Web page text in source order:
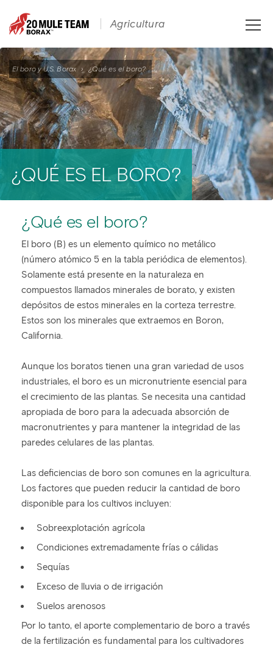
El boro y U.S. Borax › ¿Qué es el boro?
¿QUÉ ES EL BORO?
¿Qué es el boro?
El boro (B) es un elemento químico no metálico
(número atómico 5 en la tabla periódica de elementos).
Solamente está presente en la naturaleza en
compuestos llamados minerales de borato, y existen
depósitos de estos minerales en la corteza terrestre.
Estos son los minerales que extraemos en Boron,
California.
Aunque los boratos tienen una gran variedad de usos
industriales, el boro es un micronutriente esencial para
el crecimiento de las plantas. Se necesita una cantidad
apropiada de boro para la adecuada absorción de
macronutrientes y para mantener la integridad de las
paredes celulares de las plantas.
Las deficiencias de boro son comunes en la agricultura.
Los factores que pueden reducir la cantidad de boro
disponible para los cultivos incluyen:
Sobreexplotación agrícola
Condiciones extremadamente frías o cálidas
Sequías
Exceso de lluvia o de irrigación
Suelos arenosos
Por lo tanto, el aporte complementario de boro a través
de la fertilización es fundamental para los cultivadores
Agricultura
Toggle